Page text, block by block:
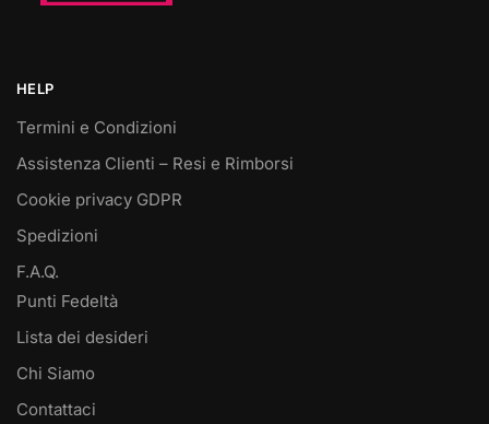
HELP
Termini e Condizioni
Assistenza Clienti – Resi e Rimborsi
Cookie privacy GDPR
Spedizioni
F.A.Q.
Punti Fedeltà
Lista dei desideri
Chi Siamo
Contattaci